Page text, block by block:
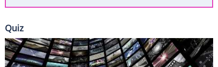
Quiz